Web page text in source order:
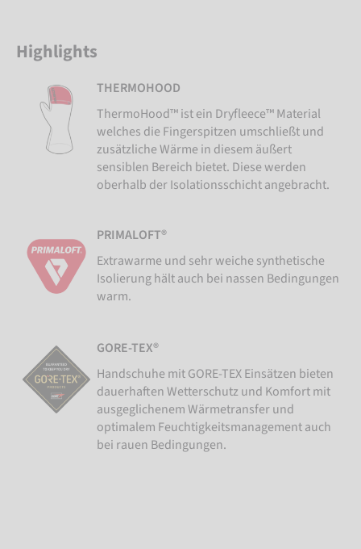
Highlights
THERMOHOOD
ThermoHood™ ist ein Dryfleece™ Material
welches die Fingerspitzen umschließt und
zusätzliche Wärme in diesem äußert
sensiblen Bereich bietet. Diese werden
oberhalb der Isolationsschicht angebracht.
PRIMALOFT®
Extrawarme und sehr weiche synthetische
Isolierung hält auch bei nassen Bedingungen
warm.
GORE-TEX®
Handschuhe mit GORE-TEX Einsätzen bieten
dauerhaften Wetterschutz und Komfort mit
ausgeglichenem Wärmetransfer und
optimalem Feuchtigkeitsmanagement auch
bei rauen Bedingungen.